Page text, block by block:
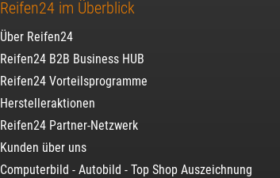
Reifen24 im Überblick
Über Reifen24
Reifen24 B2B Business HUB
Reifen24 Vorteilsprogramme
Herstelleraktionen
Reifen24 Partner-Netzwerk
Kunden über uns
Computerbild - Autobild - Top Shop Auszeichnung